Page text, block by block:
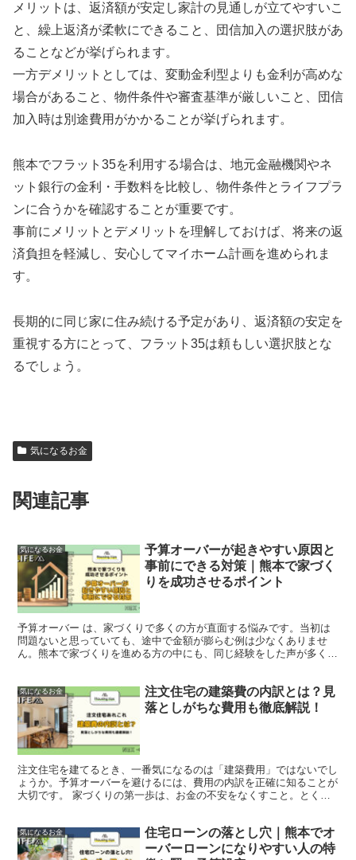
メリットは、返済額が安定し家計の見通しが立てやすいこ
と、繰上返済が柔軟にできること、団信加入の選択肢があ
ることなどが挙げられます。
一方デメリットとしては、変動金利型よりも金利が高めな
場合があること、物件条件や審査基準が厳しいこと、団信
加入時は別途費用がかかることが挙げられます。
熊本でフラット35を利用する場合は、地元金融機関やネ
ット銀行の金利・手数料を比較し、物件条件とライフプラ
ンに合うかを確認することが重要です。
事前にメリットとデメリットを理解しておけば、将来の返
済負担を軽減し、安心してマイホーム計画を進められま
す。
長期的に同じ家に住み続ける予定があり、返済額の安定を
重視する方にとって、フラット35は頼もしい選択肢とな
るでしょう。
気になるお金
関連記事
気になるお金
予算オーバーが起きやすい原因と
事前にできる対策｜熊本で家づく
りを成功させるポイント
予算オーバー は、家づくりで多くの方が直面する悩みです。当初は
問題ないと思っていても、途中で金額が膨らむ例は少なくありませ
ん。熊本で家づくりを進める方の中にも、同じ経験をした声が多くあ
気になるお金
注文住宅の建築費の内訳とは？見
落としがちな費用も徹底解説！
注文住宅を建てるとき、一番気になるのは「建築費用」ではないでし
ょうか。予算オーバーを避けるには、費用の内訳を正確に知ることが
大切です。 家づくりの第一歩は、お金の不安をなくすこと。とく
気になるお金
住宅ローンの落とし穴｜熊本でオ
ーバーローンになりやすい人の特